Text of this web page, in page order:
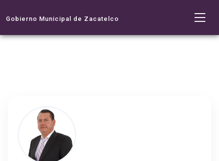
Gobierno Municipal de Zacatelco